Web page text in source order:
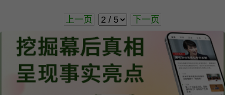
上一页 下一页